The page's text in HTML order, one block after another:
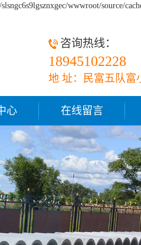
wwwroot/source/
咨询热线：
18945102228
地 址：民富五队富
心 在线留言